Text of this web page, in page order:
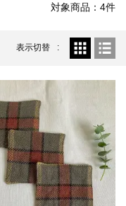
対象商品：4件
表示切替